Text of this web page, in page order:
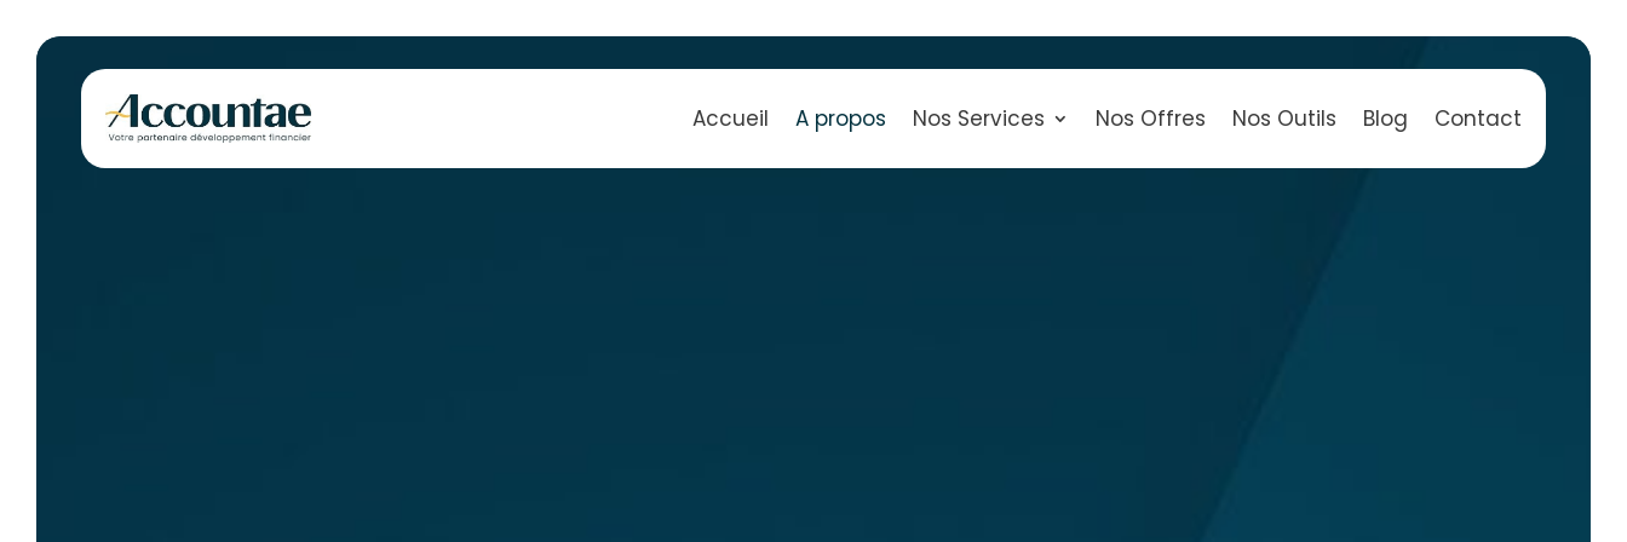
Accueil A propos Nos Services Nos Offres Nos Outils Blog Contact